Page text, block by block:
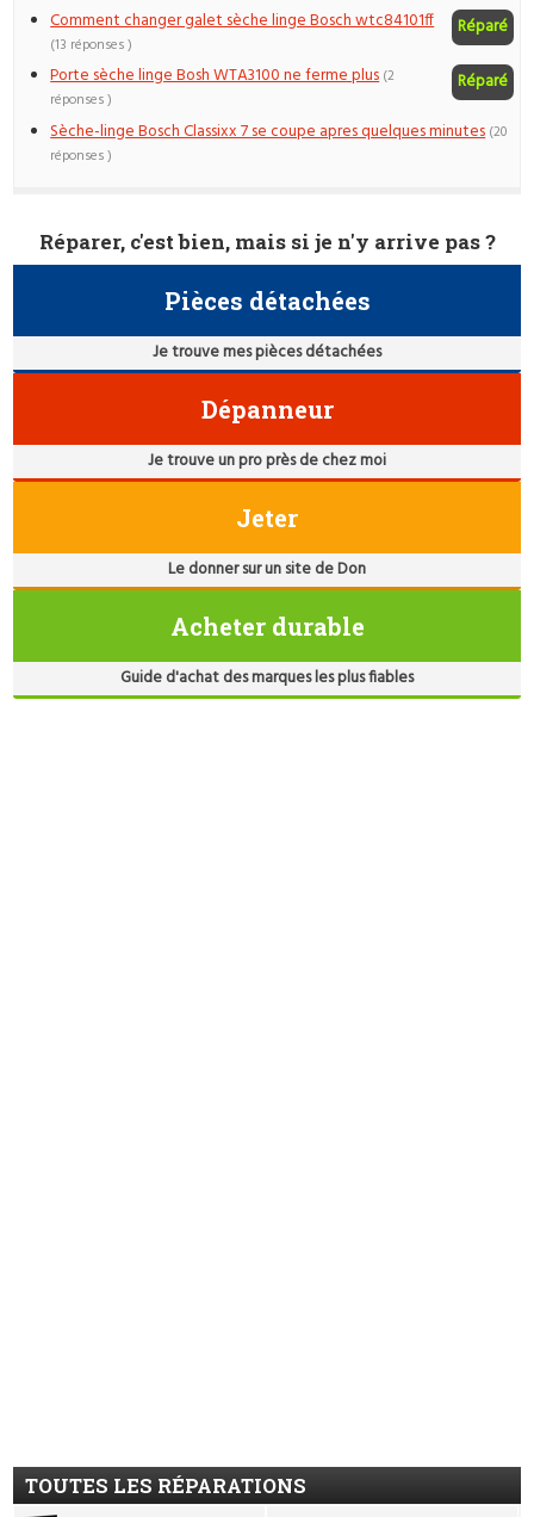
Comment changer galet sèche linge Bosch wtc84101ff Réparé
(13 réponses )
Porte sèche linge Bosh WTA3100 ne ferme plus Réparé
(2
réponses )
Sèche-linge Bosch Classixx 7 se coupe apres quelques minutes (20
réponses )
Réparer, c'est bien, mais si je n'y arrive pas ?
Pièces détachées
Je trouve mes pièces détachées
Dépanneur
Je trouve un pro près de chez moi
Jeter
Le donner sur un site de Don
Acheter durable
Guide d'achat des marques les plus fiables
TOUTES LES RÉPARATIONS